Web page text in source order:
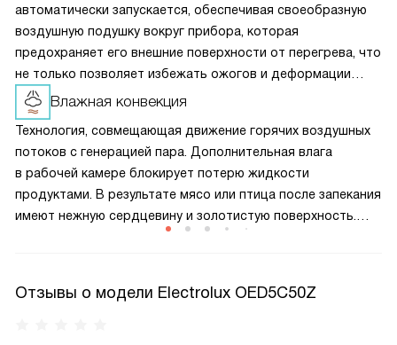
автоматически запускается, обеспечивая своеобразную
воздушную подушку вокруг прибора, которая
предохраняет его внешние поверхности от перегрева, что
не только позволяет избежать ожогов и деформации
кухонного гарнитура, но и помогает сократить
теплопотери, а значит и снизить расход электроэнергии
при приготовлении пищи.
Влажная конвекция
Технология, совмещающая движение горячих воздушных
потоков с генерацией пара. Дополнительная влага
в рабочей камере блокирует потерю жидкости
продуктами. В результате мясо или птица после запекания
имеют нежную сердцевину и золотистую поверхность.
сухими.
Отзывы о модели Electrolux OED5C50Z